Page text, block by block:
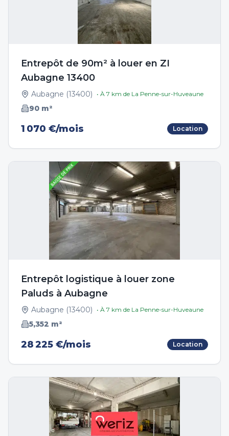
Entrepôt de 90m² à louer en ZI
Aubagne 13400
Aubagne (13400) • À 7 km de La Penne-sur-Huveaune
90 m²
1 070 €/mois Location
Entrepôt logistique à louer zone
Paluds à Aubagne
Aubagne (13400) • À 7 km de La Penne-sur-Huveaune
5,352 m²
28 225 €/mois Location